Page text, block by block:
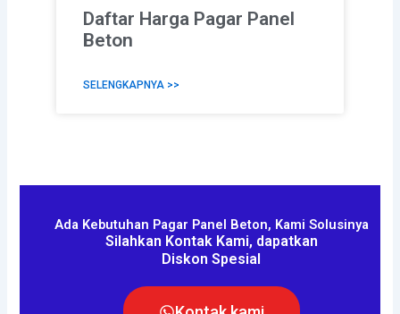
Daftar Harga Pagar Panel
Beton
SELENGKAPNYA >>
Ada Kebutuhan Pagar Panel Beton, Kami Solusinya
Silahkan Kontak Kami, dapatkan
Diskon Spesial